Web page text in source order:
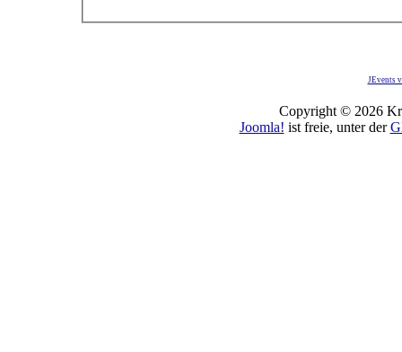
JEvents
Copyright © 2026
Joomla! ist freie, unter der